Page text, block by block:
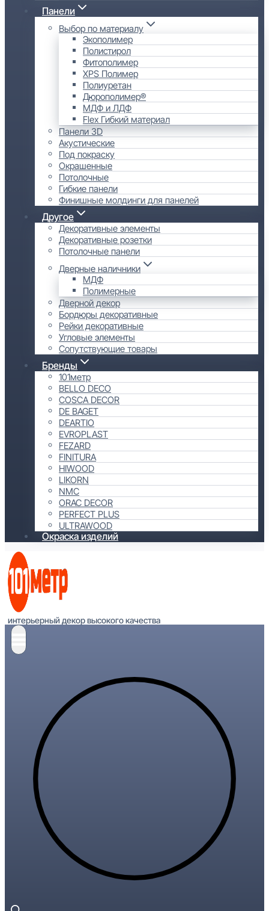
Панели
Выбор по материалу
Экополимер
Полистирол
Фитополимер
XPS Полимер
Полиуретан
Дюрополимер®
МДФ и ЛДФ
Flex Гибкий материал
Панели 3D
Акустические
Под покраску
Окрашенные
Потолочные
Гибкие панели
Финишные молдинги для панелей
Другое
Декоративные элементы
Декоративные розетки
Потолочные панели
Дверные наличники
МДФ
Полимерные
Дверной декор
Бордюры декоративные
Рейки декоративные
Угловые элементы
Сопутствующие товары
Бренды
101метр
BELLO DECO
COSCA DECOR
DE BAGET
DEARTIO
EVROPLAST
FEZARD
FINITURA
HIWOOD
LIKORN
NMC
ORAC DECOR
PERFECT PLUS
ULTRAWOOD
Окраска изделий
интерьерный декор высокого качества